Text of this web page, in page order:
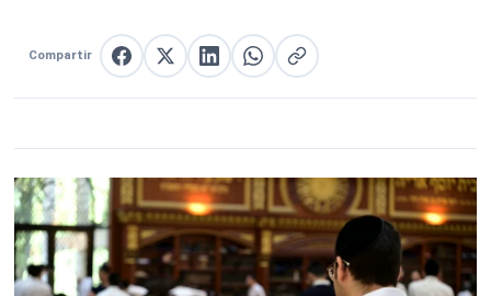
Compartir Compartir en Facebook
Compartir en X
Compartir en LinkedIn
Compartir en WhatsApp
Copiar enlace